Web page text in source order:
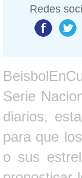
Redes
Serie
diarios,
para que
o sus